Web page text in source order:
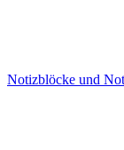
Notizblöcke und